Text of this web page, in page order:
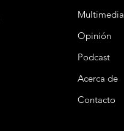
Multimedia
Opinión
Podcast
Acerca de
Contacto